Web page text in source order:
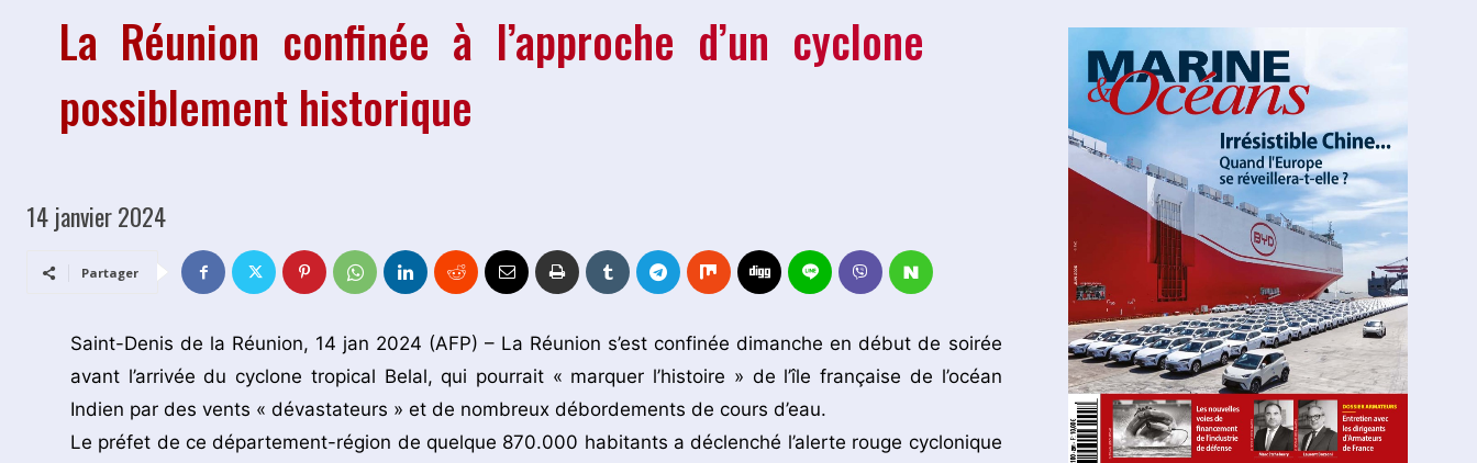
La Réunion confinée à l’approche d’un cyclone
possiblement historique
14 janvier 2024
Partager
Saint-Denis de la Réunion, 14 jan 2024 (AFP) – La Réunion s’est confinée dimanche en début de soirée
avant l’arrivée du cyclone tropical Belal, qui pourrait « marquer l’histoire » de l’île française de l’océan
Indien par des vents « dévastateurs » et de nombreux débordements de cours d’eau.
Le préfet de ce département-région de quelque 870.000 habitants a déclenché l’alerte rouge cyclonique